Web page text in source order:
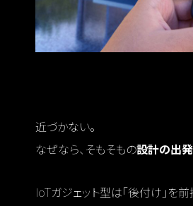
近づかない。
なぜなら、そもそもの設計の出
IoTガジェット型は「後付け」を前